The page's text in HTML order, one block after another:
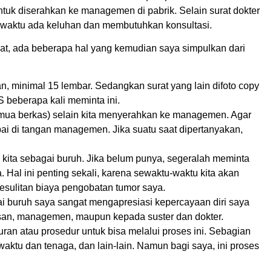
diserahkan ke managemen di pabrik. Selain surat dokter
ada keluhan dan membutuhkan konsultasi.
ada beberapa hal yang kemudian saya simpulkan dari
minimal 15 lembar. Sedangkan surat yang lain difoto copy
beberapa kali meminta ini.
berkas) selain kita menyerahkan ke managemen. Agar
di tangan managemen. Jika suatu saat dipertanyakan,
sebagai buruh. Jika belum punya, segeralah meminta
Hal ini penting sekali, karena sewaktu-waktu kita akan
biaya pengobatan tumor saya.
buruh saya sangat mengapresiasi kepercayaan diri saya
managemen, maupun kepada suster dan dokter.
atau prosedur untuk bisa melalui proses ini. Sebagian
dan tenaga, dan lain-lain. Namun bagi saya, ini proses